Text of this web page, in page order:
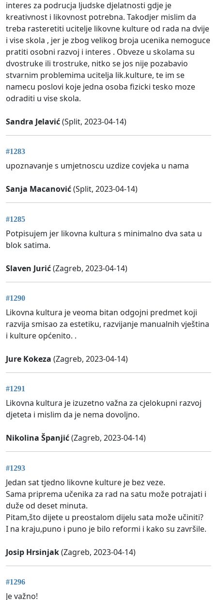
interes za podrucja ljudske djelatnosti gdje je
kreativnost i likovnost potrebna. Takodjer mislim da
treba rasteretiti ucitelje likovne kulture od rada na dvije
i vise skola , jer je zbog velikog broja ucenika nemoguce
pratiti osobni razvoj i interes . Obveze u skolama su
dvostruke ili trostruke, nitko se jos nije pozabavio
stvarnim problemima ucitelja lik.kulture, te im se
namecu poslovi koje jedna osoba fizicki tesko moze
odraditi u vise skola.
Sandra Jelavić(Split, 2023-04-14)
#1283
upoznavanje s umjetnoscu uzdize covjeka u nama
Sanja Macanović(Split, 2023-04-14)
#1285
Potpisujem jer likovna kultura s minimalno dva sata u
blok satima.
Slaven Jurić(Zagreb, 2023-04-14)
#1290
Likovna kultura je veoma bitan odgojni predmet koji
razvija smisao za estetiku, razvijanje manualnih vještina
i kulture općenito. .
Jure Kokeza (Zagreb, 2023-04-14)
#1291
Likovna kultura je izuzetno važna za cjelokupni razvoj
djeteta i mislim da je nema dovoljno.
Nikolina Španjić(Zagreb, 2023-04-14)
#1293
Jedan sat tjedno likovne kulture je bez veze.
Sama priprema učenika za rad na satu može potrajati i
duže od deset minuta.
Pitam,što dijete u preostalom dijelu sata može učiniti?
I na kraju,puno i puno je bilo reformi i kako su završile.
Josip Hrsinjak(Zagreb, 2023-04-14)
#1296
Je važno!